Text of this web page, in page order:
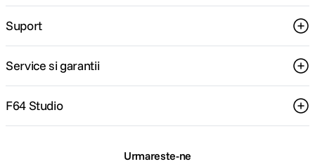
Suport
Service si garantii
F64 Studio
Urmareste-ne